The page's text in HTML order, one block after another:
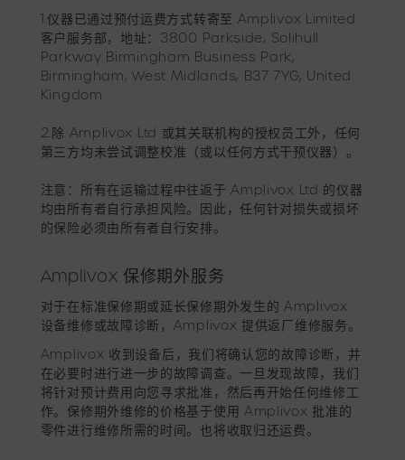
1.仪器已通过预付运费方式转寄至 Amplivox Limited
客户服务部，地址：3800 Parkside, Solihull
Parkway Birmingham Business Park,
Birmingham, West Midlands, B37 7YG, United
Kingdom
2.除 Amplivox Ltd 或其关联机构的授权员工外，任何
第三方均未尝试调整校准（或以任何方式干预仪器）。
注意：所有在运输过程中往返于 Amplivox Ltd 的仪器
均由所有者自行承担风险。因此，任何针对损失或损坏
的保险必须由所有者自行安排。
Amplivox 保修期外服务
对于在标准保修期或延长保修期外发生的 Amplivox
设备维修或故障诊断，Amplivox 提供返厂维修服务。
Amplivox 收到设备后，我们将确认您的故障诊断，并
在必要时进行进一步的故障调查。一旦发现故障，我们
将针对预计费用向您寻求批准，然后再开始任何维修工
作。保修期外维修的价格基于使用 Amplivox 批准的
零件进行维修所需的时间。也将收取归还运费。